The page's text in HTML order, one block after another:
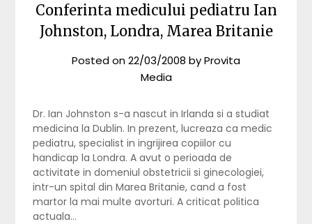
Conferinta medicului pediatru Ian
Johnston, Londra, Marea Britanie
Posted on22/03/2008 byProvita
Media
Dr. Ian Johnston s-a nascut in Irlanda si a studiat
medicina la Dublin. In prezent, lucreaza ca medic
pediatru, specialist in ingrijirea copiilor cu
handicap la Londra. A avut o perioada de
activitate in domeniul obstetricii si ginecologiei,
intr-un spital din Marea Britanie, cand a fost
martor la mai multe avorturi. A criticat politica
actuala…